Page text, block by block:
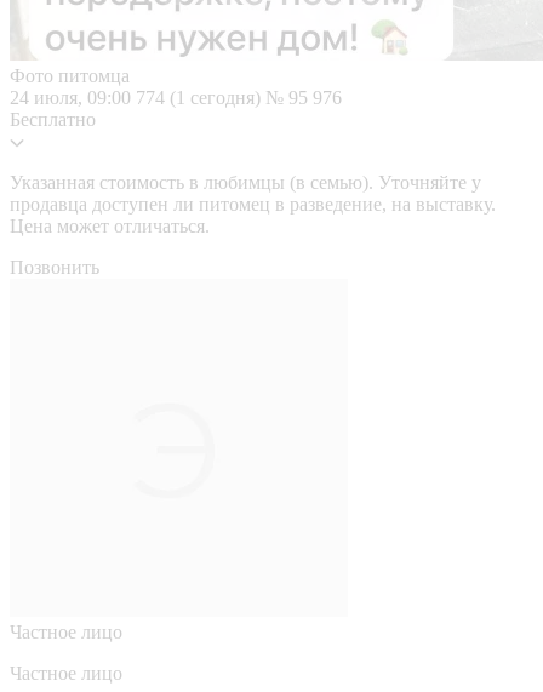
Фото питомца
24 июля, 09:00 774 (1 сегодня) № 95 976
Бесплатно
Указанная стоимость в любимцы (в семью). Уточняйте у
продавца доступен ли питомец в разведение, на выставку.
Цена может отличаться.
Позвонить
Частное лицо
Частное лицо